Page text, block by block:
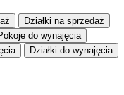
Działki na sprzedaż
do wynajęcia
Działki do wynajęcia